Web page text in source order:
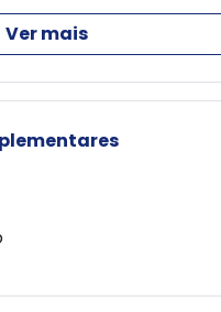
99903-1446 creci 32.631
99916-6304 creci 43.202
(44) 98803 - 4531
0010
Ver mais